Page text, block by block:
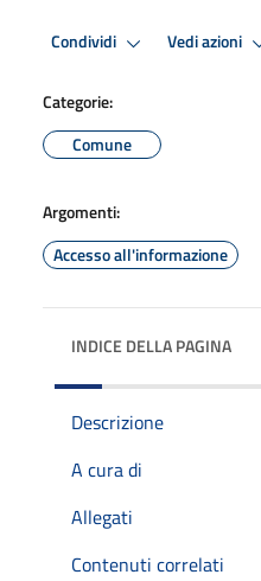
Condividi Vedi azioni
Categorie:
Comune
Argomenti:
Accesso all'informazione
INDICE DELLA PAGINA
Descrizione
A cura di
Allegati
Contenuti correlati